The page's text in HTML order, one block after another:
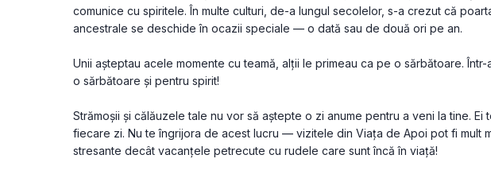
comunice cu spiritele. În multe culturi, de-a lungul secolelor, s-a crezut că
ancestrale se deschide în ocazii speciale — o dată sau de două ori pe an.
Unii așteptau acele momente cu teamă, alții le primeau ca pe o sărbătoare.
o sărbătoare și pentru spirit!
Strămoșii și călăuzele tale nu vor să aștepte o zi anume pentru a veni la tine. Ei
fiecare zi. Nu te îngrijora de acest lucru — vizitele din Viața de Apoi pot fi mult
stresante decât vacanțele petrecute cu rudele care sunt încă în viață!